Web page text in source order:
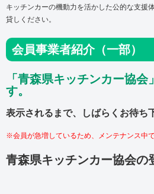
キッチンカーの機動力を活かした公的な支援
貸しください。
会員事業者紹介（一部）
「青森県キッチンカー協
す。
表示されるまで、しばらくお待ち
※会員が急増しているため、メンテナンス中で
青森県キッチンカー協会の